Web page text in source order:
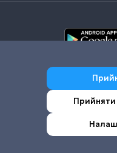
© Prosto.net
Прийняти